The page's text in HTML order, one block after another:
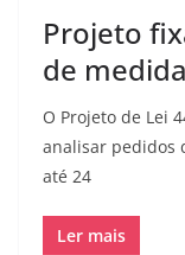
Projeto
de
O Projeto de Lei
analisar pedidos
até 24
Ler mais